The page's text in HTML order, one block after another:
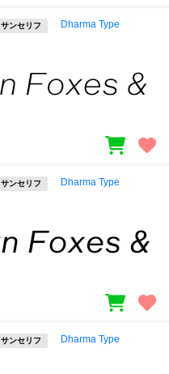
サンセリフ Dharma Type
サンセリフ Dharma Type
サンセリフ Dharma Type